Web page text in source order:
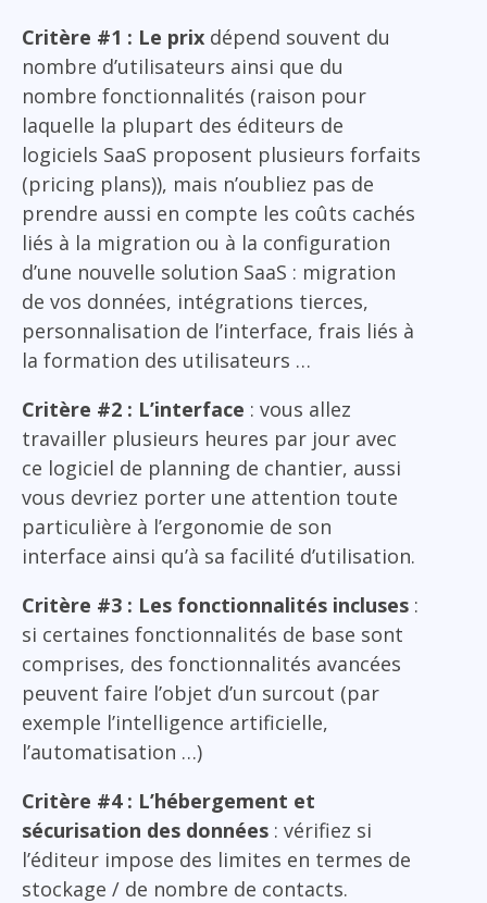
Critère #1 : Le prix dépend souvent du
nombre d’utilisateurs ainsi que du
nombre fonctionnalités (raison pour
laquelle la plupart des éditeurs de
logiciels SaaS proposent plusieurs forfaits
(pricing plans)), mais n’oubliez pas de
prendre aussi en compte les coûts cachés
liés à la migration ou à la configuration
d’une nouvelle solution SaaS : migration
de vos données, intégrations tierces,
personnalisation de l’interface, frais liés à
la formation des utilisateurs …
Critère #2 : L’interface : vous allez
travailler plusieurs heures par jour avec
ce logiciel de planning de chantier, aussi
vous devriez porter une attention toute
particulière à l’ergonomie de son
interface ainsi qu’à sa facilité d’utilisation.
Critère #3 : Les fonctionnalités incluses :
si certaines fonctionnalités de base sont
comprises, des fonctionnalités avancées
peuvent faire l’objet d’un surcout (par
exemple l’intelligence artificielle,
l’automatisation …)
Critère #4 : L’hébergement et
sécurisation des données : vérifiez si
l’éditeur impose des limites en termes de
stockage / de nombre de contacts.